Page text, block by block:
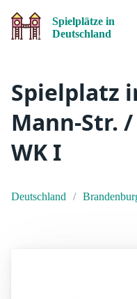
Spielplätze in
Deutschland
Spielplatz
Mann-Str.
WK I
Deutschland